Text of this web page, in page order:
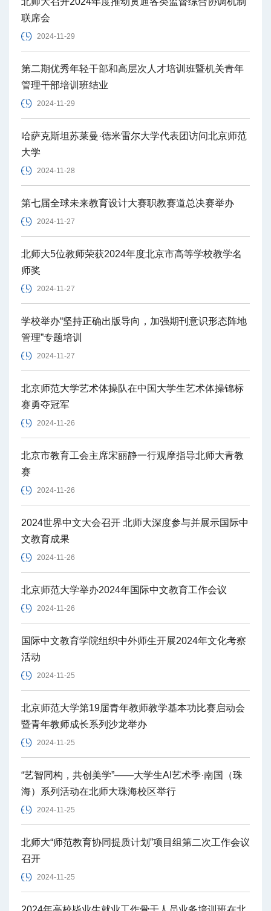
联席会
2024-11-29
第二期优秀年轻干部和高层次人才培训班暨机关青年
管理干部培训班结业
2024-11-29
哈萨克斯坦苏莱曼·德米雷尔大学代表团访问北京师范
大学
2024-11-28
第七届全球未来教育设计大赛职教赛道总决赛举办
2024-11-27
北师大5位教师荣获2024年度北京市高等学校教学名
师奖
2024-11-27
学校举办“坚持正确出版导向，加强期刊意识形态阵地
管理”专题培训
2024-11-27
北京师范大学艺术体操队在中国大学生艺术体操锦标
赛勇夺冠军
2024-11-26
北京市教育工会主席宋丽静一行观摩指导北师大青教
赛
2024-11-26
2024世界中文大会召开 北师大深度参与并展示国际中
文教育成果
2024-11-26
北京师范大学举办2024年国际中文教育工作会议
2024-11-26
国际中文教育学院组织中外师生开展2024年文化考察
活动
2024-11-25
北京师范大学第19届青年教师教学基本功比赛启动会
暨青年教师成长系列沙龙举办
2024-11-25
“艺智同构，共创美学”——大学生AI艺术季·南国（珠
海）系列活动在北师大珠海校区举行
2024-11-25
北师大“师范教育协同提质计划”项目组第二次工作会议
召开
2024-11-25